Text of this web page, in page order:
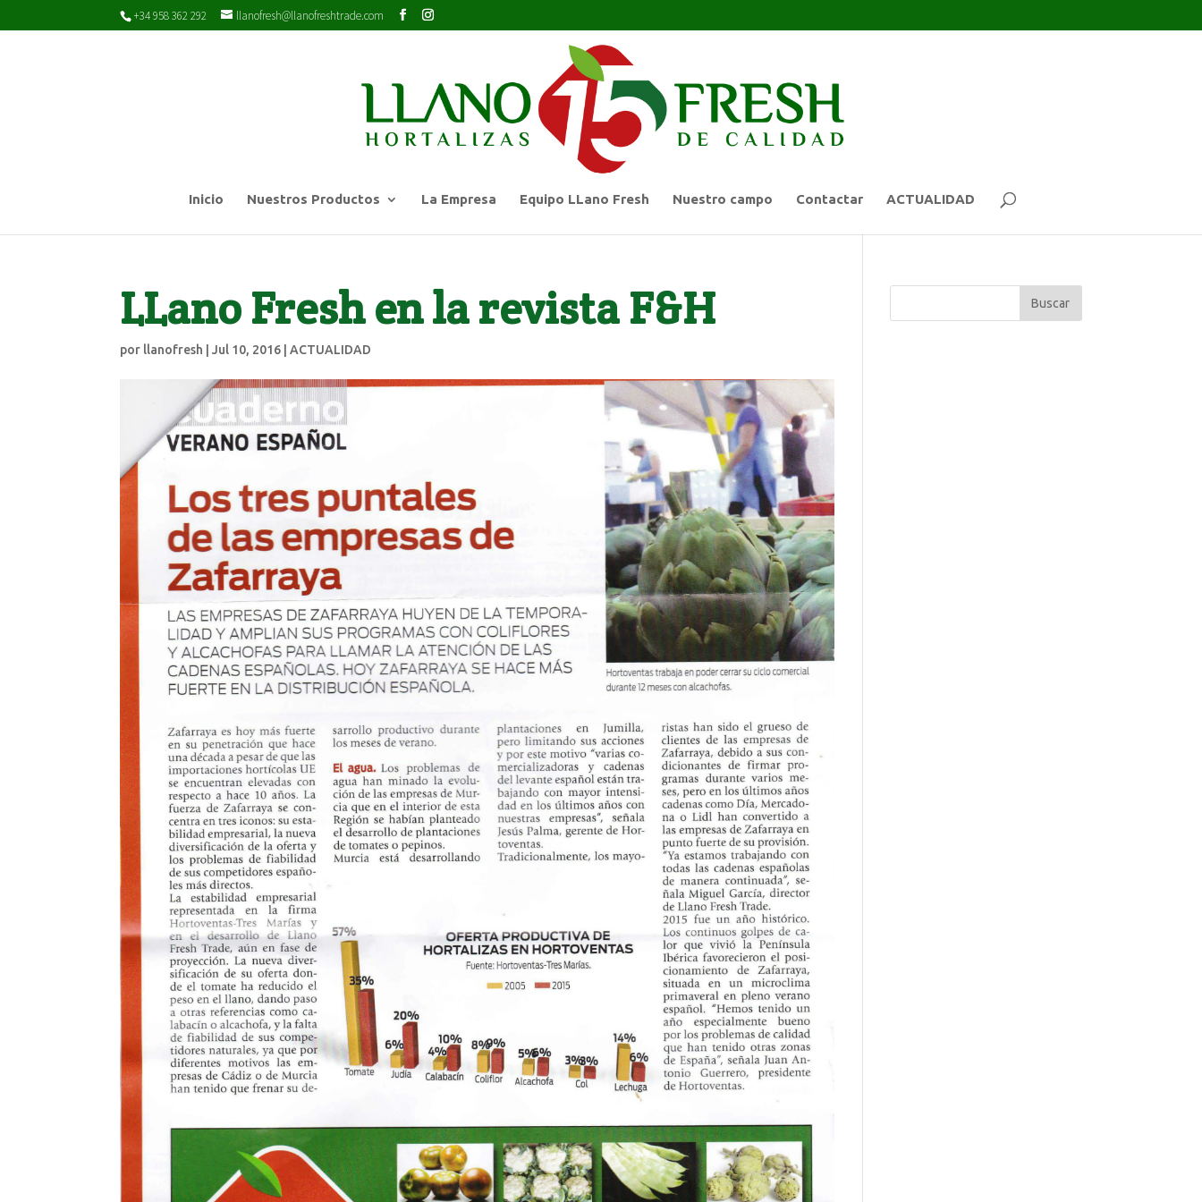
+34 958 362 292 llanofresh@llanofreshtrade.com
Inicio Nuestros Productos La Empresa Equipo LLano Fresh Nuestro campo Contactar ACTUALIDAD
LLano Fresh en la revista F&H
por llanofresh |Jul 10, 2016 |ACTUALIDAD